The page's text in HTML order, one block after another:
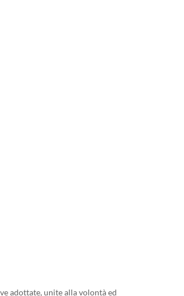
adottate, unite alla volontà ed